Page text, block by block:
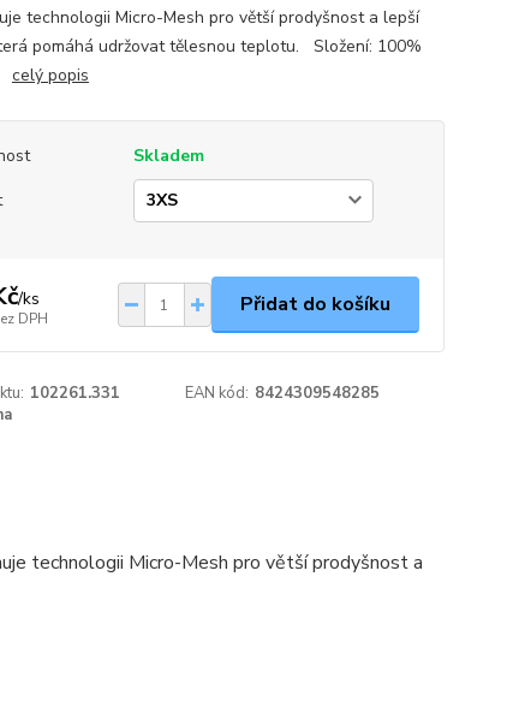
technologii Micro-Mesh pro větší prodyšnost a lepší
pomáhá udržovat tělesnou teplotu. Složení: 100%
celý popis
Skladem
/ks
DPH
Přidat do košíku
102261.331 EAN kód: 8424309548285
technologii Micro-Mesh pro větší prodyšnost a